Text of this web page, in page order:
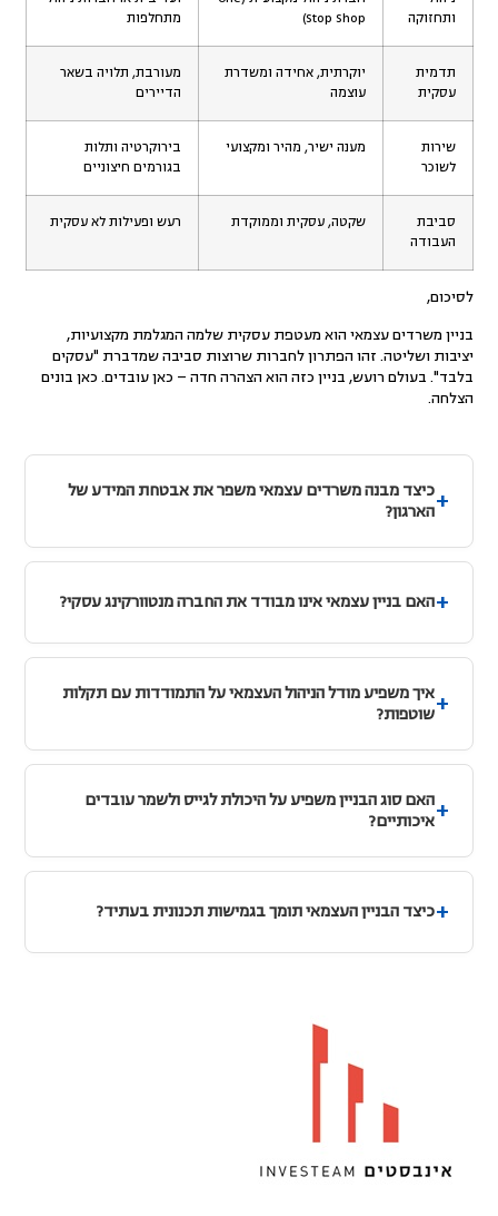
ותחזוקה
Stop Shop)
מתחלפות
תדמית
עסקית
יוקרתית, אחידה ומשדרת
עוצמה
מעורבת, תלויה בשאר
הדיירים
שירות
לשוכר
מענה ישיר, מהיר ומקצועי
בירוקרטיה ותלות
בגורמים חיצוניים
סביבת
העבודה
שקטה, עסקית וממוקדת רעש ופעילות לא עסקית
לסיכום,
בניין משרדים עצמאי הוא מעטפת עסקית שלמה המגלמת מקצועיות,
יציבות ושליטה. זהו הפתרון לחברות שרוצות סביבה שמדברת "עסקים
בלבד". בעולם רועש, בניין כזה הוא הצהרה חדה – כאן עובדים. כאן בונים
הצלחה.
כיצד מבנה משרדים עצמאי משפר את אבטחת המידע של
הארגון?
האם בניין עצמאי אינו מבודד את החברה מנטוורקינג עסקי?
איך משפיע מודל הניהול העצמאי על התמודדות עם תקלות
שוטפות?
האם סוג הבניין משפיע על היכולת לגייס ולשמר עובדים
איכותיים?
כיצד הבניין העצמאי תומך בגמישות תכנונית בעתיד?